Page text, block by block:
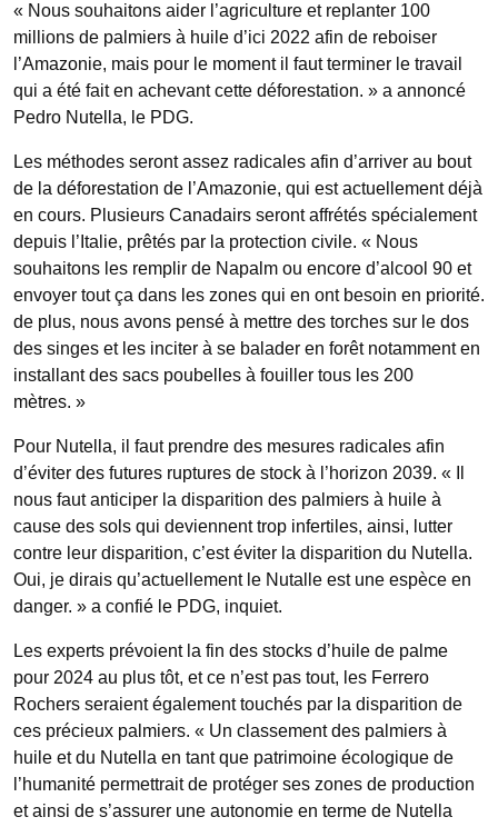
« Nous souhaitons aider l’agriculture et replanter 100
millions de palmiers à huile d’ici 2022 afin de reboiser
l’Amazonie, mais pour le moment il faut terminer le travail
qui a été fait en achevant cette déforestation. » a annoncé
Pedro Nutella, le PDG.
Les méthodes seront assez radicales afin d’arriver au bout
de la déforestation de l’Amazonie, qui est actuellement déjà
en cours. Plusieurs Canadairs seront affrétés spécialement
depuis l’Italie, prêtés par la protection civile. « Nous
souhaitons les remplir de Napalm ou encore d’alcool 90 et
envoyer tout ça dans les zones qui en ont besoin en priorité.
de plus, nous avons pensé à mettre des torches sur le dos
des singes et les inciter à se balader en forêt notamment en
installant des sacs poubelles à fouiller tous les 200
mètres. »
Pour Nutella, il faut prendre des mesures radicales afin
d’éviter des futures ruptures de stock à l’horizon 2039. « Il
nous faut anticiper la disparition des palmiers à huile à
cause des sols qui deviennent trop infertiles, ainsi, lutter
contre leur disparition, c’est éviter la disparition du Nutella.
Oui, je dirais qu’actuellement le Nutalle est une espèce en
danger. » a confié le PDG, inquiet.
Les experts prévoient la fin des stocks d’huile de palme
pour 2024 au plus tôt, et ce n’est pas tout, les Ferrero
Rochers seraient également touchés par la disparition de
ces précieux palmiers. « Un classement des palmiers à
huile et du Nutella en tant que patrimoine écologique de
l’humanité permettrait de protéger ses zones de production
et ainsi de s’assurer une autonomie en terme de Nutella